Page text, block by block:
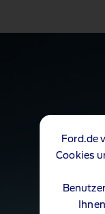
Ford.de
Cookies